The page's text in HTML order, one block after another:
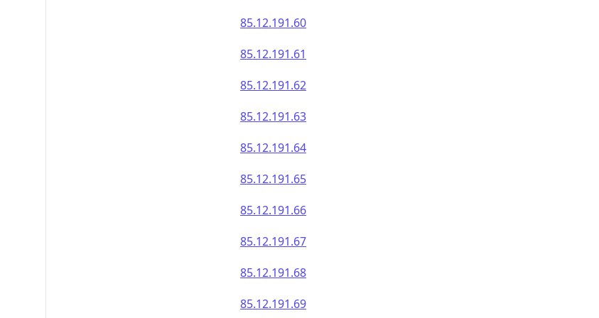
85.12.191.60
85.12.191.61
85.12.191.62
85.12.191.63
85.12.191.64
85.12.191.65
85.12.191.66
85.12.191.67
85.12.191.68
85.12.191.69